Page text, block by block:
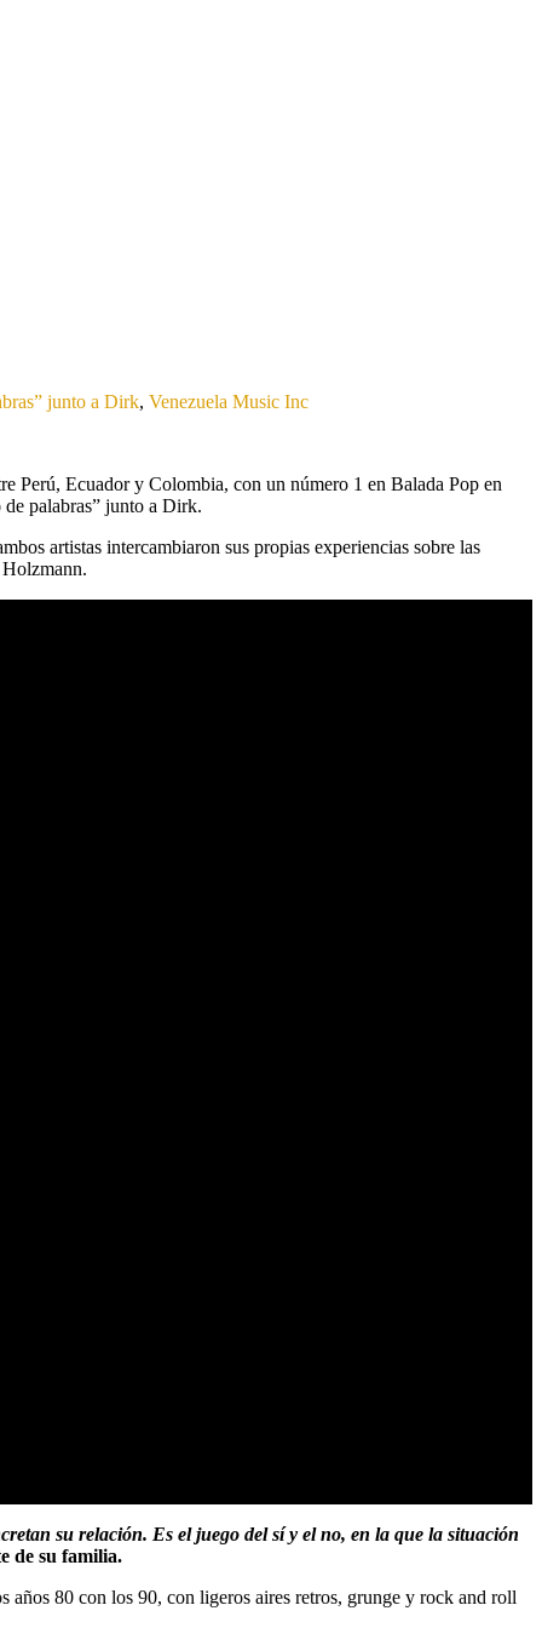
junto a Dirk, Venezuela Music Inc
Perú, Ecuador y Colombia, con un número 1 en Balada Pop en
de palabras” junto a Dirk.
artistas intercambiaron sus propias experiencias sobre las
su relación. Es el juego del sí y el no, en la que la situación
de su familia.
años 80 con los 90, con ligeros aires retros, grunge y rock and roll